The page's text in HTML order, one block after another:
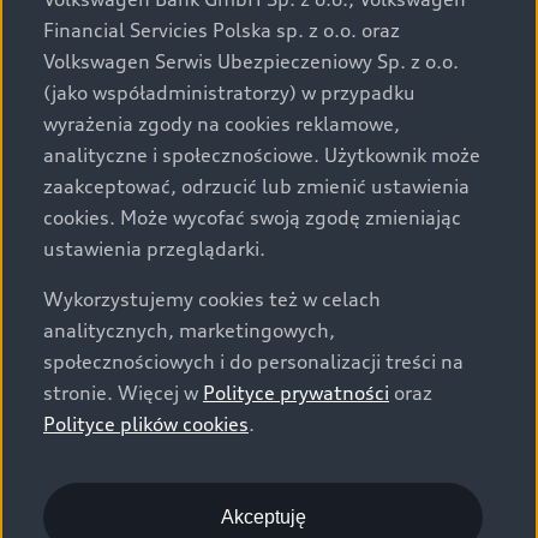
za dopłatą. Wiążące ustalenie ceny, wyposażenia i
specyfikacji pojazdu następują w umowie sprzedaży, a
określenie parametrów technicznych zawiera
świadectwo homologacji typu pojazdu. Zastrzegamy
sobie prawo do zmian i pomyłek. Wszelkie informacje
prezentowane na stronie są aktualne na dzień ich
zamieszczania. W celu uzyskania najnowszych
informacji prosimy kontaktować się z Partnerem Marki
Audi.
Wszystkie produkowane obecnie samochody marki Audi
są wykonywane z materiałów spełniających pod
względem możliwości odzysku i recyklingu wymagania
określone w normie ISO 22628 i są zgodne z
europejskimi świadectwami homologacji wydanymi wg
o.o. podlega obowiązkowi zapewnienia wszystkim
użytkownikom samochodów marki Volkswagen sieci
Financial Servicies Polska sp. z o.o. oraz
Volkswagen Serwis Ubezpieczeniowy Sp. z o.o.
(jako współadministratorzy) w przypadku
wyrażenia zgody na cookies reklamowe,
analityczne i społecznościowe. Użytkownik może
zaakceptować, odrzucić lub zmienić ustawienia
cookies. Może wycofać swoją zgodę zmieniając
ustawienia przeglądarki.
Wykorzystujemy cookies też w celach
analitycznych, marketingowych,
społecznościowych i do personalizacji treści na
stronie. Więcej w Polityce prywatności oraz
Polityce plików cookies.
Akceptuję